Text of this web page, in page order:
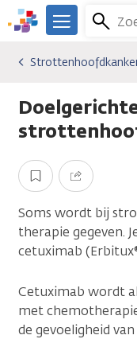
Overslaan
en
gaan
We
er
je.
Kanker.nl
Menu
Kankersoorten
Behandelingen
Opslaan Delen
Soms wordt bij
therapie gegeven.
cetuximab
Cetuximab wordt
met
de gevoeligheid